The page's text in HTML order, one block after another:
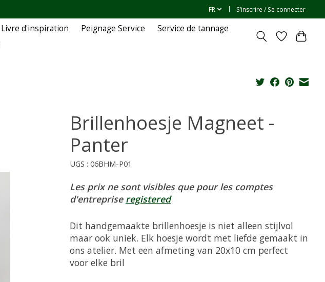
FR S’inscrire / Se connecter
Livre d'inspiration Peignage Service
Service de tannage
Brillenhoesje Magneet -
Panter
UGS : 06BHM-P01
Les prix ne sont visibles que pour les comptes
d'entreprise registered
Dit handgemaakte brillenhoesje is niet alleen stijlvol
maar ook uniek. Elk hoesje wordt met liefde gemaakt in
ons atelier. Met een afmeting van 20x10 cm perfect
voor elke bril